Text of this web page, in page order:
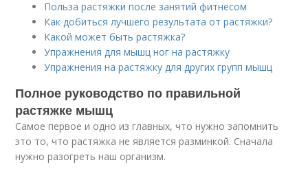
Польза растяжки после занятий фитнесом
Как добиться лучшего результата от растяжки?
Какой может быть растяжка?
Упражнения для мышц ног на растяжку
Упражнения на растяжку для других групп мышц
Полное руководство по правильной
растяжке мышц
Самое первое и одно из главных, что нужно запомнить
это то, что растяжка не является разминкой. Сначала
нужно разогреть наш организм.